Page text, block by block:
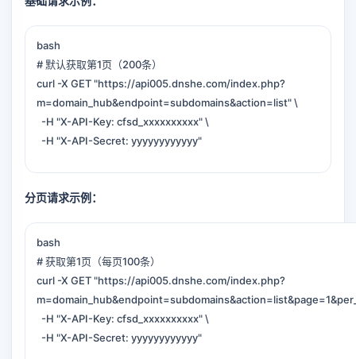
bash
# 默认获取第1页（200条）
curl -X GET "https://api005.dnshe.com/index.php?
m=domain_hub&endpoint=subdomains&action=list" \
-H "X-API-Key: cfsd_xxxxxxxxxx" \
-H "X-API-Secret: yyyyyyyyyyyy"
分页请求示例：
bash
# 获取第1页（每页100条）
curl -X GET "https://api005.dnshe.com/index.php?
-H "X-API-Key: cfsd_xxxxxxxxxx" \
-H "X-API-Secret: yyyyyyyyyyyy"